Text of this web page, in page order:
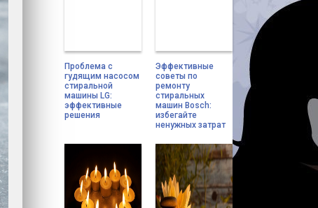
Проблема с
гудящим насосом
стиральной
машины LG:
эффективные
решения
Эффективные
советы по
ремонту
стиральных
машин Bosch:
избегайте
ненужных затрат